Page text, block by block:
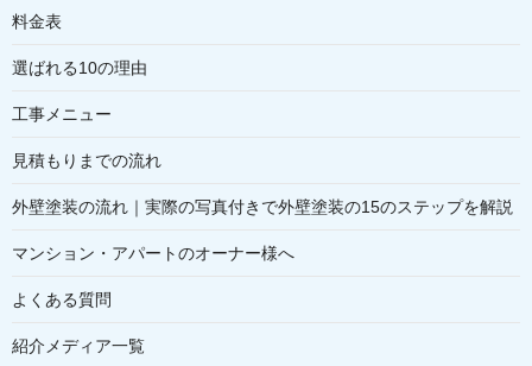
料金表
選ばれる10の理由
工事メニュー
見積もりまでの流れ
外壁塗装の流れ｜実際の写真付きで外壁塗装の15のステップを解説
マンション・アパートのオーナー様へ
よくある質問
紹介メディア一覧